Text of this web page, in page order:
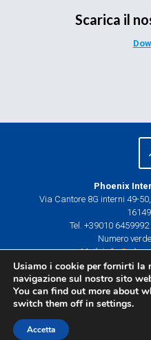
Scarica il
Phoenix
Via Cantore 8G interni 49-
Tel. +39010
Numero verde
Mail:
P.I. e C.F.
Centro di
Via
Novi
Usiamo i cookie per fornirti la
navigazione sul nostro sito
You can find out more about
switch them off in settings.
Accetta